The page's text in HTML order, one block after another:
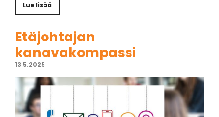
Lue lisää
Etäjohtajan
kanavakompassi
13.5.2025